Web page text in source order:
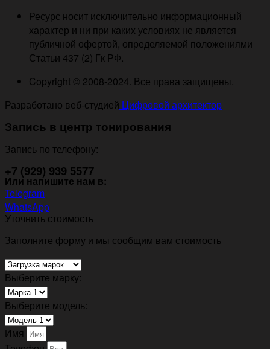
Ресурс носит исключительно информационный
характер и ни при каких условиях не является
публичной офертой, определяемой положениями
Статьи 437 (2) Гк РФ.
Copyright © 2008-2024. Все права защищены.
Разработано веб-студией Цифровой архитектор
Запись в центр тонирования
Запись по телефону:
+7 (929) 939 5577
Или напишите нам в:
Telegram
WhatsApp
Уточнить стоимость
Заполните форму и мы сообщим вам стоимость
Выберите марку:
Выберите модель:
Имя